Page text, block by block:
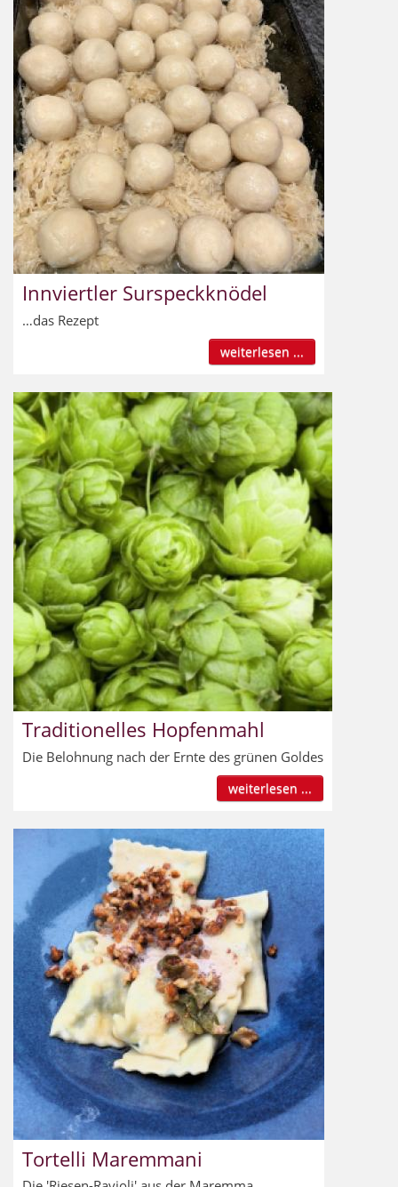
Innviertler Surspeckknödel
…das Rezept
weiterlesen ...
Traditionelles Hopfenmahl
Die Belohnung nach der Ernte des grünen Goldes
weiterlesen ...
Tortelli Maremmani